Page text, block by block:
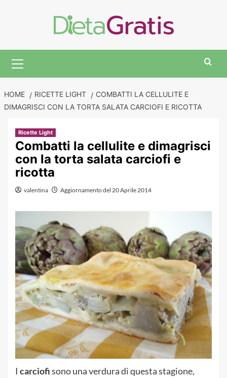
Menu
HOME RICETTE LIGHT
COMBATTI LA CELLULITE E
DIMAGRISCI CON LA TORTA SALATA CARCIOFI E RICOTTA
Ricette Light
Combatti la cellulite e dimagrisci
con la torta salata carciofi e
ricotta
valentina Aggiornamento del 20 Aprile 2014
I carciofisono una verdura di questa stagione,